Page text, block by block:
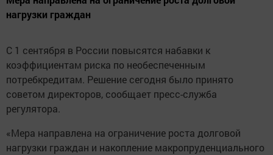
нагрузки граждан
С 1 сентября в России повысятся набавки к
коэффициентам риска по необеспеченным
потребкредитам. Решение сегодня было принято
советом директоров, сообщает пресс-служба
регулятора.
«Мера направлена на ограничение роста долговой
нагрузки граждан и накопление макропруденциального